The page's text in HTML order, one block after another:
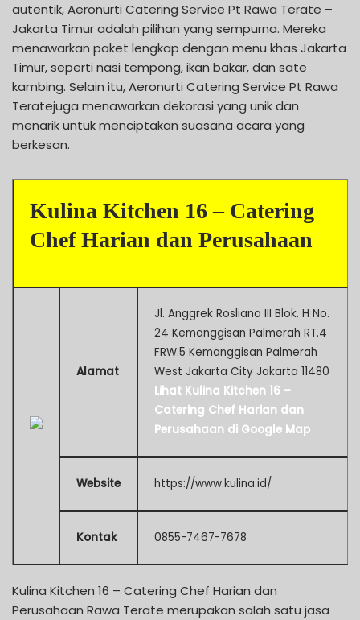
autentik, Aeronurti Catering Service Pt Rawa Terate –
Jakarta Timur adalah pilihan yang sempurna. Mereka
menawarkan paket lengkap dengan menu khas Jakarta
Timur, seperti nasi tempong, ikan bakar, dan sate
kambing. Selain itu, Aeronurti Catering Service Pt Rawa
Teratejuga menawarkan dekorasi yang unik dan
menarik untuk menciptakan suasana acara yang
berkesan.
Kulina Kitchen 16 – Catering
Chef Harian dan Perusahaan
Alamat
Jl. Anggrek Rosliana III Blok. H No.
24 Kemanggisan Palmerah RT.4
FRW.5 Kemanggisan Palmerah
West Jakarta City Jakarta 11480
Lihat Kulina Kitchen 16 –
Catering Chef Harian dan
Perusahaan di Google Map
Website https://www.kulina.id/
Kontak 0855-7467-7678
Kulina Kitchen 16 – Catering Chef Harian dan
Perusahaan Rawa Terate merupakan salah satu jasa